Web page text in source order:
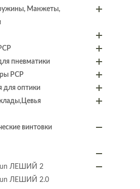
Манжеты,
пневматики
PCP
для оптики
винтовки
ЛЕШИЙ 2
ЛЕШИЙ 2.0